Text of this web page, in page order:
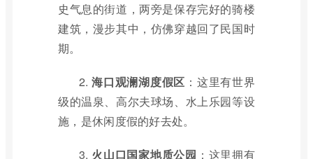
史气息的街道，两旁是保存完好的骑楼
建筑，漫步其中，仿佛穿越回了民国时
期。
2.海口观澜湖度假区 ：这里有世界
级的温泉、高尔夫球场、水上乐园等设
施，是休闲度假的好去处。
3. 火山口国家地质公园 ：这里拥有